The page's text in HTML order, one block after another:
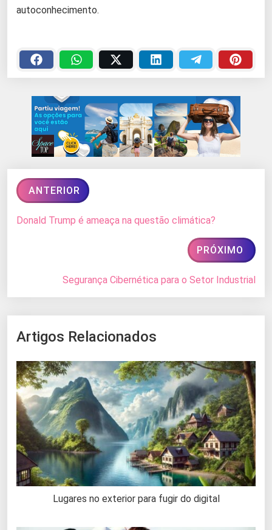
autoconhecimento.
ANTERIOR
Donald Trump é ameaça na questão climática?
PRÓXIMO
Segurança Cibernética para o Setor Industrial
Artigos Relacionados
Lugares no exterior para fugir do digital